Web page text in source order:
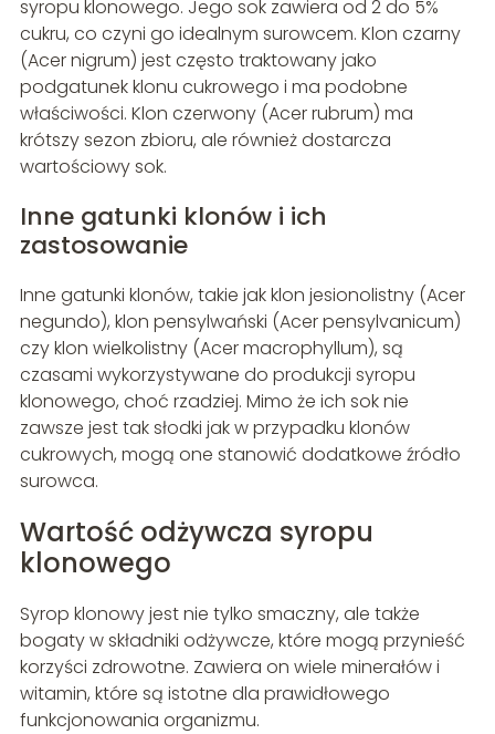
syropu klonowego. Jego sok zawiera od 2 do 5%
cukru, co czyni go idealnym surowcem. Klon czarny
(Acer nigrum) jest często traktowany jako
podgatunek klonu cukrowego i ma podobne
właściwości. Klon czerwony (Acer rubrum) ma
krótszy sezon zbioru, ale również dostarcza
wartościowy sok.
Inne gatunki klonów i ich
zastosowanie
Inne gatunki klonów, takie jak klon jesionolistny (Acer
negundo), klon pensylwański (Acer pensylvanicum)
czy klon wielkolistny (Acer macrophyllum), są
czasami wykorzystywane do produkcji syropu
klonowego, choć rzadziej. Mimo że ich sok nie
zawsze jest tak słodki jak w przypadku klonów
cukrowych, mogą one stanowić dodatkowe źródło
surowca.
Wartość odżywcza syropu
klonowego
Syrop klonowy jest nie tylko smaczny, ale także
bogaty w składniki odżywcze, które mogą przynieść
korzyści zdrowotne. Zawiera on wiele minerałów i
witamin, które są istotne dla prawidłowego
funkcjonowania organizmu.